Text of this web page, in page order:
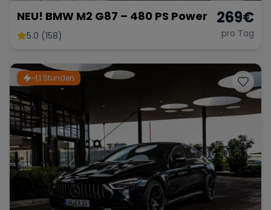
NEU! BMW M2 G87 – 480 PS Power
5.0 (158)
269€
pro Tag
~1,1 Stunden